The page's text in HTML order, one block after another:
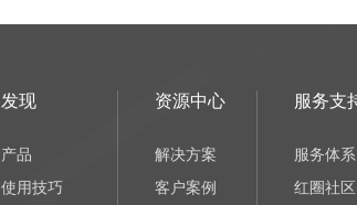
发现
产品
使用技巧
资源中心
解决方案
客户案例
服务支
服务体系
红圈社区